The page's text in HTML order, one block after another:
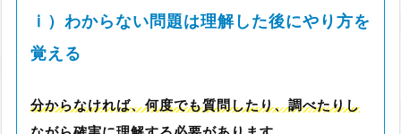
ⅰ）わからない問題は理解した後にやり方を
覚える
分からなければ、何度でも質問したり、調べたりし